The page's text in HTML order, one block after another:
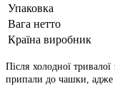
Упаковка
Вага нетто
Країна виробник
Після холодної
припали до чашки, адже